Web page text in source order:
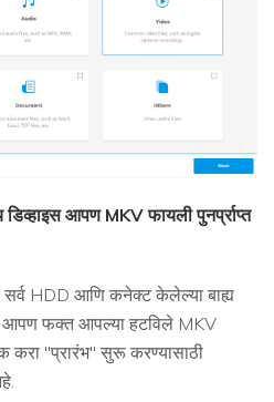
आपण MKV फायली पुनर्प्राप्त
HDD आणि कनेक्ट केलेल्या बाह्य
आपण फक्त आपल्या हटविले MKV
करा "प्रारंभ" सुरू करण्यासाठी